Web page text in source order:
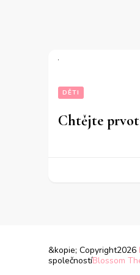
DĚTI
Chtějte
&kopie; Copyright2026
společnostíBlossom